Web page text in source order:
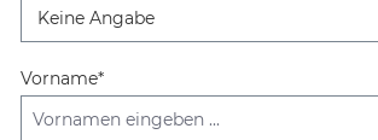
Vorname*